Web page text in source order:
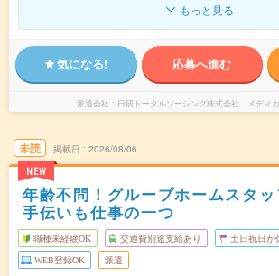
もっと見る
気になる! 応募へ進む
派遣会社 日研トータルソーシング株式会社 メディ
未読
NEW
掲載日 2026/08/06
年齢不問！グループホームスタ
手伝いも仕事の一つ
職種未経験OK 交通費別途支給あり 土日祝日が
WEB登録OK 派遣